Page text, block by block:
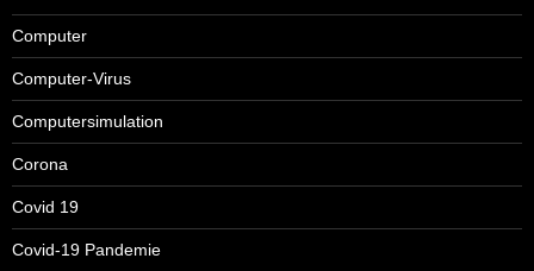
Computer
Computer-Virus
Computersimulation
Corona
Covid 19
Covid-19 Pandemie